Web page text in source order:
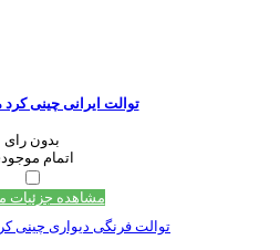
توالت ایرانی چینی
بدون رای
اتمام
مشاهده جزئیات